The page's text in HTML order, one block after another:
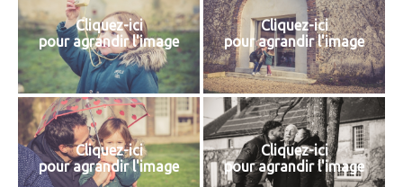
Cliquez-ici
pour agrandir l'image
Cliquez-ici
pour agrandir l'image
Cliquez-ici
pour agrandir l'image
Cliquez-ici
pour agrandir l'image